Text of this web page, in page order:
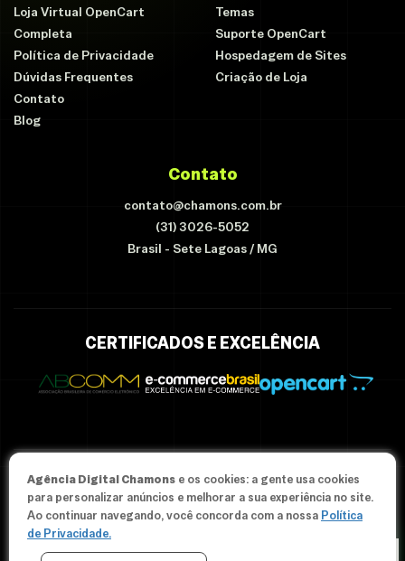
Loja Virtual OpenCart
Completa
Política de Privacidade
Dúvidas Frequentes
Contato
Blog
Temas
Suporte OpenCart
Hospedagem de Sites
Criação de Loja
Contato
contato@chamons.com.br
(31) 3026-5052
Brasil - Sete Lagoas / MG
CERTIFICADOS E EXCELÊNCIA
© Since 2012-2026 Agência Chamons - Todos os direitos
reservados.
Agência Digital Chamons e os cookies: a gente usa cookies
para personalizar anúncios e melhorar a sua experiência no site.
Ao continuar navegando, você concorda com a nossa Política
de Privacidade.